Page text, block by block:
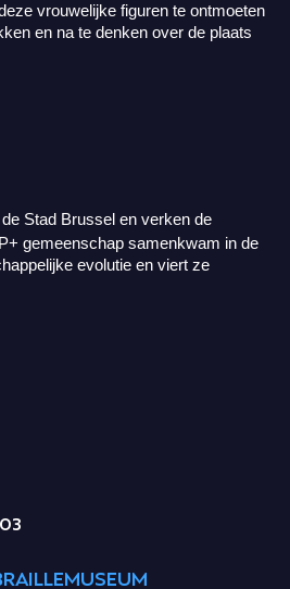
vrouwelijke figuren te ontmoeten
en na te denken over de plaats
Stad Brussel en verken de
gemeenschap samenkwam in de
evolutie en viert ze